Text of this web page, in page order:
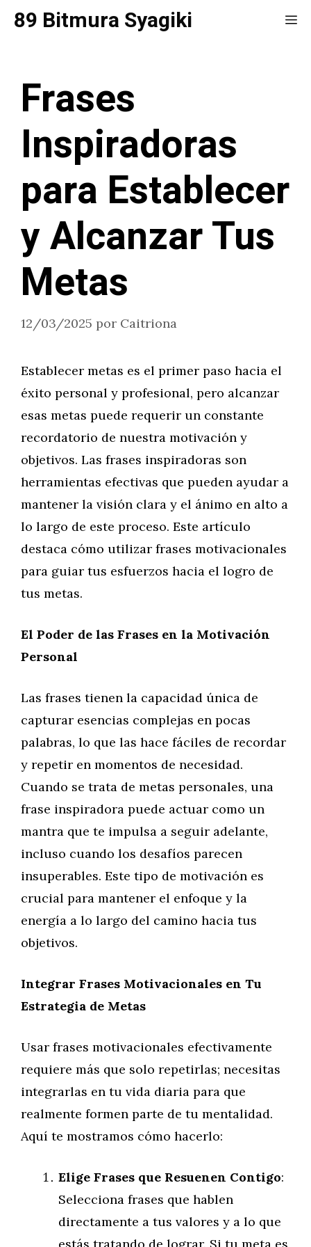
Saltar
89 Bitmura Syagiki
Frases
Inspiradoras
para Establecer
y Alcanzar Tus
Metas
12/03/2025 por Caitriona
Establecer metas es el primer paso hacia el
éxito personal y profesional, pero alcanzar
esas metas puede requerir un constante
recordatorio de nuestra motivación y
objetivos. Las frases inspiradoras son
herramientas efectivas que pueden ayudar a
mantener la visión clara y el ánimo en alto a
lo largo de este proceso. Este artículo
destaca cómo utilizar frases motivacionales
para guiar tus esfuerzos hacia el logro de
tus metas.
El Poder de las Frases en la Motivación
Personal
Las frases tienen la capacidad única de
capturar esencias complejas en pocas
palabras, lo que las hace fáciles de recordar
y repetir en momentos de necesidad.
Cuando se trata de metas personales, una
frase inspiradora puede actuar como un
mantra que te impulsa a seguir adelante,
incluso cuando los desafíos parecen
insuperables. Este tipo de motivación es
crucial para mantener el enfoque y la
energía a lo largo del camino hacia tus
objetivos.
Integrar Frases Motivacionales en Tu
Estrategia de Metas
Usar frases motivacionales efectivamente
requiere más que solo repetirlas; necesitas
integrarlas en tu vida diaria para que
realmente formen parte de tu mentalidad.
Aquí te mostramos cómo hacerlo:
Elige Frases que Resuenen Contigo:
Selecciona frases que hablen
directamente a tus valores y a lo que